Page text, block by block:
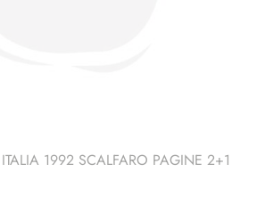
1992 SCALFARO PAGINE 2+1